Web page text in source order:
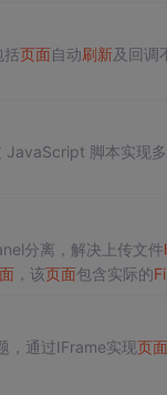
括页面自动刷新及回调
脚本实现
分离，解决上传文件
，该页面包含实际的
，通过IFrame实现页面